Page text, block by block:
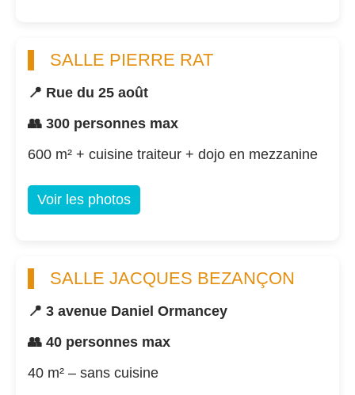
SALLE PIERRE RAT
📍 Rue du 25 août
👥 300 personnes max
600 m² + cuisine traiteur + dojo en mezzanine
Voir les photos
SALLE JACQUES BEZANÇON
📍 3 avenue Daniel Ormancey
👥 40 personnes max
40 m² – sans cuisine